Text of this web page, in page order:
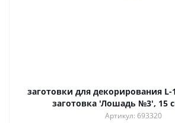
заготовки для декорирования L-
заготовка 'Лошадь №3', 15
Артикул: 693320